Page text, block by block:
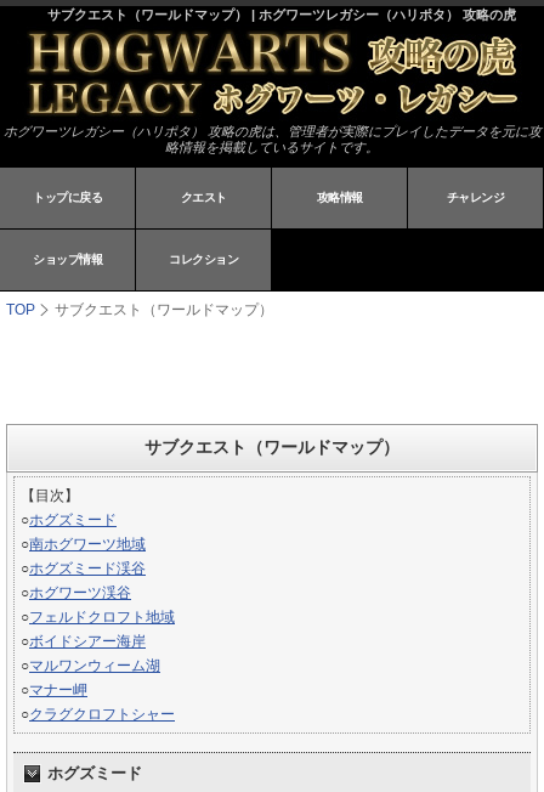
サブクエスト（ワールドマップ） | ホグワーツレガシー（ハリポタ） 攻略の虎
ホグワーツレガシー（ハリポタ） 攻略の虎は、管理者が実際にプレイしたデータを元に攻
略情報を掲載しているサイトです。
トップに戻る クエスト 攻略情報 チャレンジ
ショップ情報 コレクション
TOP サブクエスト（ワールドマップ）
サブクエスト（ワールドマップ）
【目次】
○ホグズミード
○南ホグワーツ地域
○ホグズミード渓谷
○ホグワーツ渓谷
○フェルドクロフト地域
○ボイドシアー海岸
○マルワンウィーム湖
○マナー岬
○クラグクロフトシャー
ホグズミード